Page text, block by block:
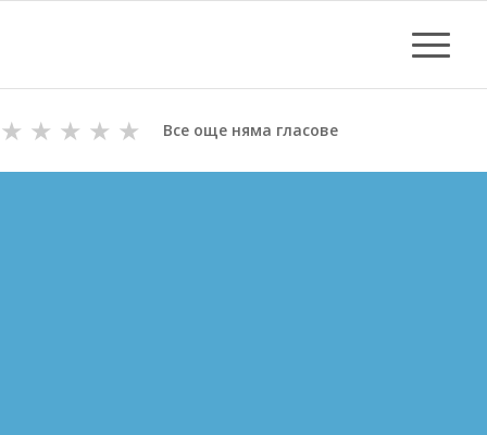
★
★
★
★
★ Все още няма гласове